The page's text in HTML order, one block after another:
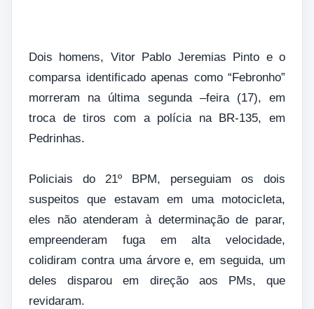
Dois homens, Vitor Pablo Jeremias Pinto e o
comparsa identificado apenas como “Febronho”
morreram na última segunda –feira (17), em
troca de tiros com a polícia na BR-135, em
Pedrinhas.
Policiais do 21º BPM, perseguiam os dois
suspeitos que estavam em uma motocicleta,
eles não atenderam à determinação de parar,
empreenderam fuga em alta velocidade,
colidiram contra uma árvore e, em seguida, um
deles disparou em direção aos PMs, que
revidaram.